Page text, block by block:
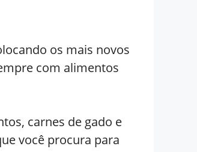
os mais novos
com alimentos
carnes de gado e
você procura para